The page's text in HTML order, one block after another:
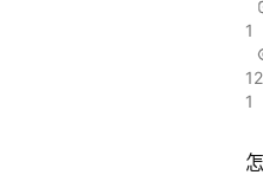
1
1
怎